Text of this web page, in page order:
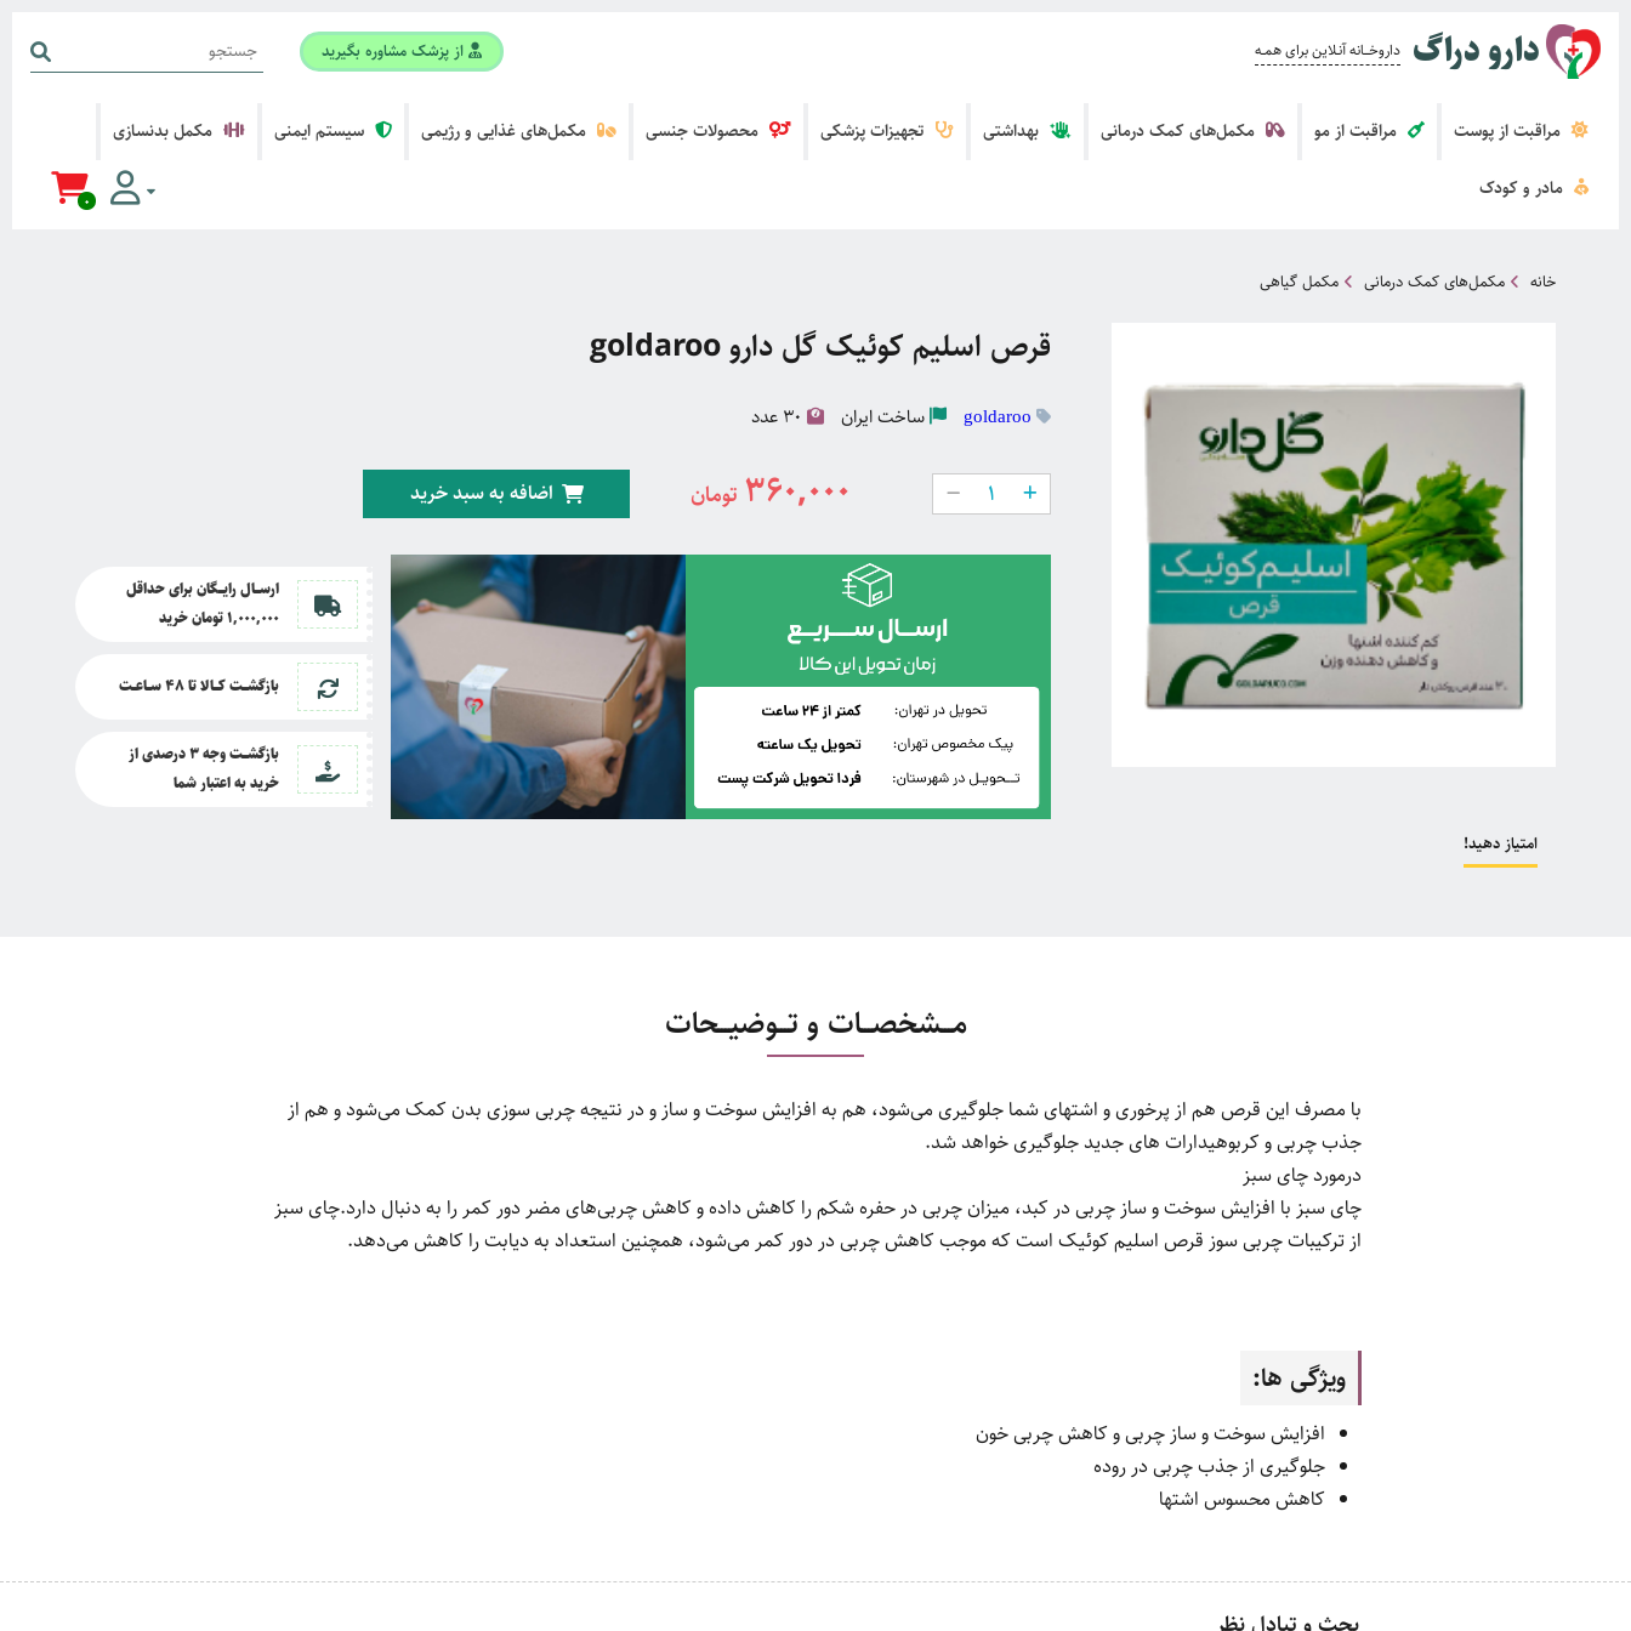
دارو دراگ داروخــــانه آنــلاین برای همــه از پزشک مشاوره بگیرید
0
مراقبت از پوست مراقبت از مو مکمل‌های کمک درمانی بهداشتی تجهیزات پزشکی محصولات جنسی مکمل‌های غذایی و رژیمی سیستم ایمنی مکمل بدنسازی
مادر و کودک
خانه مکمل‌های کمک درمانی مکمل گیاهی
امتیاز دهید!
قرص اسلیم کوئیک گل دارو goldaroo
goldaroo ساختایران
360,000 تومان اضافه به سبد خرید
ارســــال رایــــگان برای حداقل
1,000,000 تومان خرید
بازگشــــت کــــالا تا48 ســـاعـــت
بازگشــــت وجه 3 درصدی از
خرید به اعتبار شما
مـــشخصـــات و تـــوضیـــحات
با مصرف این قرص هم از پرخوری و اشتهای شما جلوگیری می‌شود، هم به افزایش سوخت و ساز و در نتیجه چربی سوزی بدن کمک می‌شود و هم از
جذب چربی و کربوهیدارات های جدید جلوگیری خواهد شد.
درمورد چای سبز
چای سبز با افزایش سوخت و ساز چربی در کبد، میزان چربی در حفره شکم را کاهش داده و کاهش چربی‌های مضر دور کمر را به دنبال دارد.چای سبز
از ترکیبات چربی سوز قرص اسلیم کوئیک است که موجب کاهش چربی در دور کمر می‌شود، همچنین استعداد به دیابت را کاهش می‌دهد.
ویژگی ها:
افزایش سوخت و ساز چربی و کاهش چربی خون
جلوگیری از جذب چربی در روده
کاهش محسوس اشتها